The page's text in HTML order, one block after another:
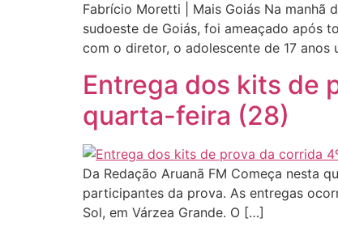
Fabrício Moretti | Mais Goiás Na manhã
sudoeste de Goiás, foi ameaçado após
com o diretor, o adolescente de 17 anos
Entrega dos kits de
quarta-feira (28)
Da Redação Aruanã FM Começa nesta
participantes da prova. As entregas
Sol, em Várzea Grande. O […]